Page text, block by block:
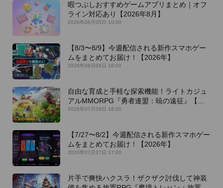
暇つぶしおすすめゲームアプリまとめ｜オフ
ライン対応あり【2026年8月】
2026年08月05日 10:00
【8/3〜8/9】今週配信される新作スマホゲー
ムをまとめてお届け！【2026年】
2026年08月04日 16:00
自由な育成と手軽な探索機能！ライトカジュ
アルMMORPG『勇者連盟：暁の遠征』【最
新作PICKUP】
2026年07月28日 18:20
【7/27〜8/2】今週配信される新作スマホゲー
ムをまとめてお届け！【2026年】
2026年07月27日 17:00
片手で爽快ハクスラ！ザクザク討伐して神装